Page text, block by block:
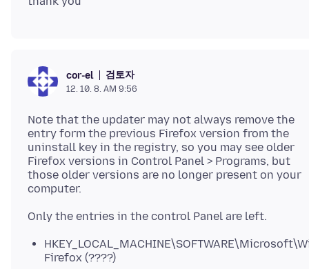
cor-el 검토자
12. 10. 8. AM 9:56
Note that the updater may not always remove the
entry form the previous Firefox version from the
uninstall key in the registry, so you may see older
Firefox versions in Control Panel > Programs, but
those older versions are no longer present on your
computer.
Firefox (????)